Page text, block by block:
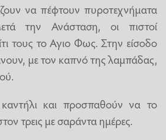
να πέφτουν πυροτεχνήματα
την Ανάσταση, οι πιστοί
τους το Αγιο Φως. Στην είσοδο
με τον καπνό της λαμπάδας,
και προσπαθούν να το
τρεις με σαράντα ημέρες.